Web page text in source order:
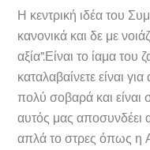
Η κεντρική ιδέα του
κανονικά και δε με
αξία”.Είναι το ίαμα
καταλαβαίνετε είναι
πολύ σοβαρά και είναι
αυτός μας αποσυνδέει
απλά το στρες όπως η